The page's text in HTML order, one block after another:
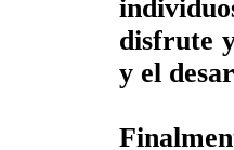
disfrute
y el